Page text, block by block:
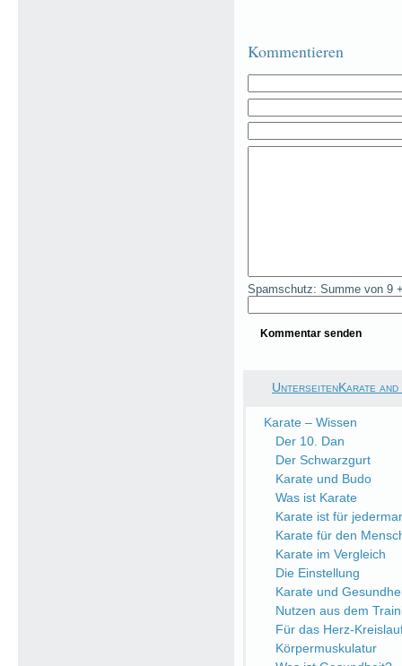
Kommentieren
Spamschutz: Summe von 9
UnterseitenKarate and
Karate – Wissen
Der 10. Dan
Der Schwarzgurt
Karate und Budo
Was ist Karate
Karate ist für
Karate für den
Karate im Vergleich
Die Einstellung
Karate und
Nutzen aus dem
Für das Herz-
Körpermuskulatur